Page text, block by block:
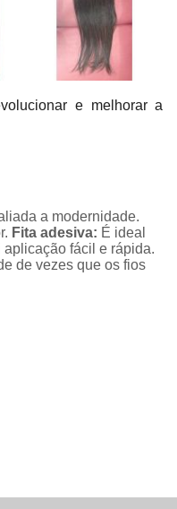
Prótese Capilar Masculina
de Perucas
Perucas
para Alopecia
Perucas
Perucas sob
Cacheada
Peruca
Natural
Peruca
Peruca
e melhorar a
a modernidade.
Fita adesiva: É ideal
fácil e rápida.
de vezes que os fios